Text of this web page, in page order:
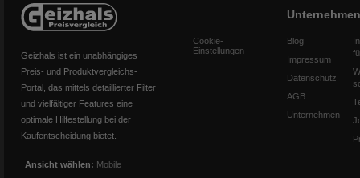
Geizhals ist ein unabhängiges
Preis- und Produktvergleichs-
Portal, das mittels detaillierter Filter
und vielfältiger Features eine
optimale Hilfestellung bei der
Kaufentscheidung bietet.
Ansicht wählen: Mobile
Cookie-
Einstellungen
Unternehmen
Blog
Impressum
Datenschutz
AGB
Unternehmen